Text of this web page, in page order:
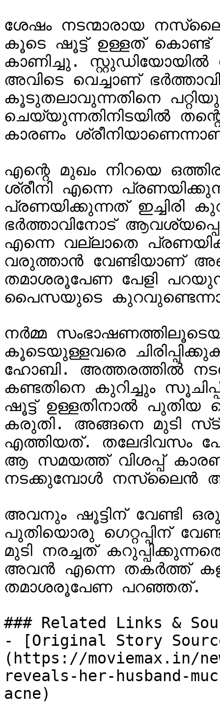
ശേഷം നടന്മാരായ
കൂടെ ഷൂട്ട് ഉള്ളത് കൊണ്ട്
കാണിച്ചു. സ്റ്റുഡിയോയില്‍
അവിടെ വെച്ചാണ്
കൂടുതലാവുന്നതിനെ
ചെയ്യുന്നതിനിടയില്‍
കാരണം
എന്റെ മുഖം നിറയെ
ശ്രീനി എന്നെ
പ്രണയിക്കുന്നത് ഇച്ചിരി
ഭര്‍ത്താവിനോട്
എന്നെ വല്ലാതെ
വരുത്താന്‍ വേണ്ടിയാണ്
തമാശരൂപേണ പേളി
പൈസയുടെ
നര്‍മ്മ
കൂടെയുള്ളവരെ
ഹോബി. അത്തരത്തില്‍
കണ്ടതിനെ കുറിച്ചും
ഷൂട്ട് ഉള്ളതിനാല്‍ പുതിയ
കരുതി. അങ്ങനെ മുടി സ്‌ട്രെയിറ്റ് ചെയ്തിട്ടാണ് പേളി
എത്തിയത്. തലേദിവസം
ആ സമയത്ത് വിശപ്പ്
നടക്കുമ്പോള്‍ നസ്ലൈന്‍
അവനും ഷൂട്ടിന് വേണ്ടി
പുതിയൊരു ഗെറ്റപ്പിന്
മുടി നരച്ചത്
അവന്‍ എന്നെ തകര്‍ത്ത്
തമാശരൂപേണ പറഞ്ഞത്.
### Related Links &
- [Original Story
(https://moviemax.in/
reveals-her-husband-
acne)